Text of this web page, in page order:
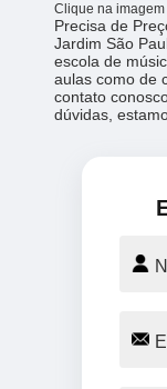
Clique na
Precisa de
Jardim São
escola de
aulas como de
contato
dúvidas,